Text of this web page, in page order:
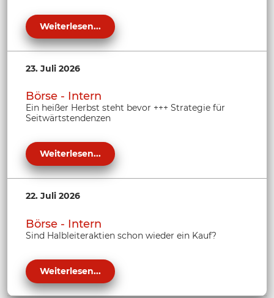
Weiterlesen...
23. Juli 2026
Börse - Intern
Ein heißer Herbst steht bevor +++ Strategie für
Seitwärtstendenzen
Weiterlesen...
22. Juli 2026
Börse - Intern
Sind Halbleiteraktien schon wieder ein Kauf?
Weiterlesen...